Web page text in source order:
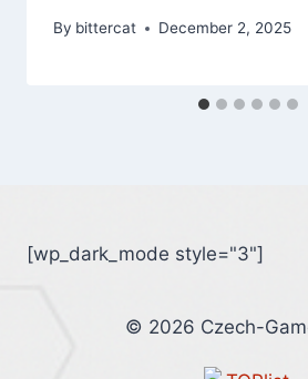
By bittercat December 2, 2025
[wp_dark_mode style="3"]
© 2026 Czech-